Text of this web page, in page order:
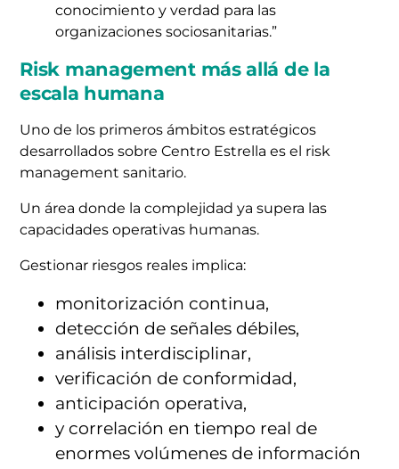
conocimiento y verdad para las
organizaciones sociosanitarias.”
Risk management más allá de la
escala humana
Uno de los primeros ámbitos estratégicos
desarrollados sobre Centro Estrella es el risk
management sanitario.
Un área donde la complejidad ya supera las
capacidades operativas humanas.
Gestionar riesgos reales implica:
monitorización continua,
detección de señales débiles,
análisis interdisciplinar,
verificación de conformidad,
anticipación operativa,
y correlación en tiempo real de
enormes volúmenes de información